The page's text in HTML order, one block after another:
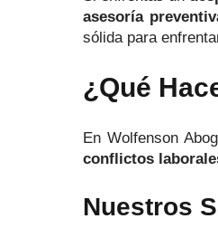
asesoría
sólida para
¿Qué
En Wolfenson
conflictos
Nuestros